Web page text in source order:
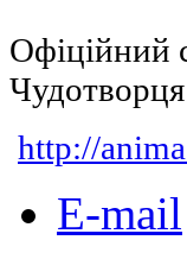
Офіційний
http://
E-mail